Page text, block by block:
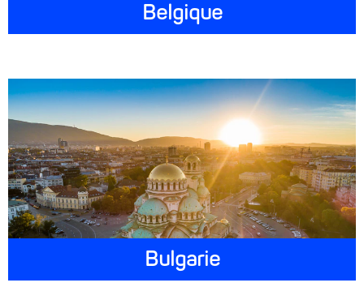
Belgique
Bulgarie